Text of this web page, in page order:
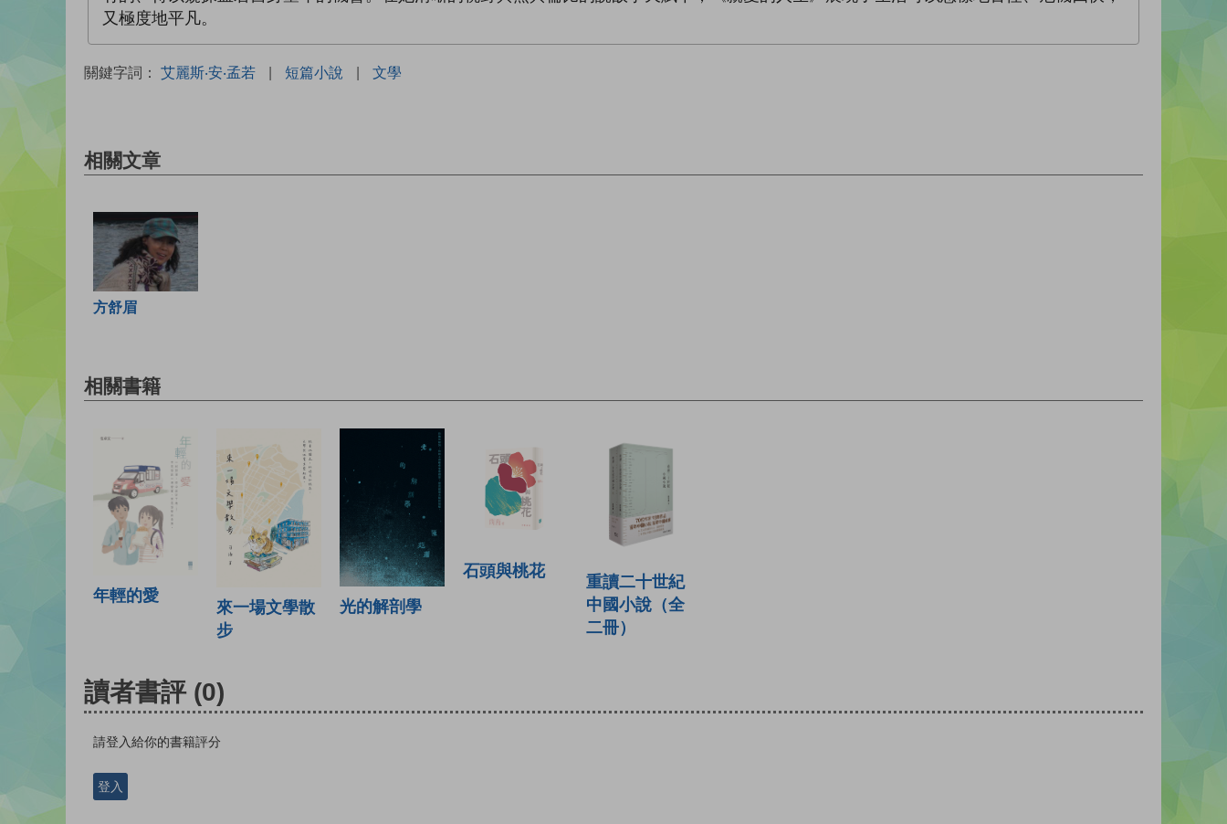
又極度地平凡。
關鍵字詞： 艾麗斯‧安‧孟若 | 短篇小說 | 文學
相關文章
方舒眉
相關書籍
年輕的愛
來一場文學散
步
光的解剖學
石頭與桃花
重讀二十世紀
中國小說（全
二冊）
讀者書評 (0)
請登入給你的書籍評分
登入